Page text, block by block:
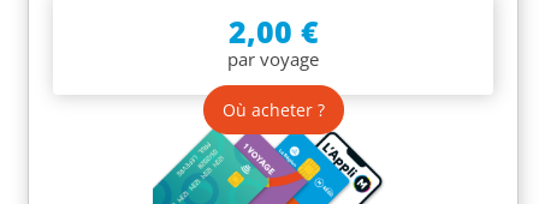
2,00 €
par voyage
Où acheter ?